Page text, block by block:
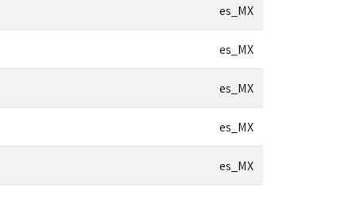
es_MX
es_MX
es_MX
es_MX
es_MX